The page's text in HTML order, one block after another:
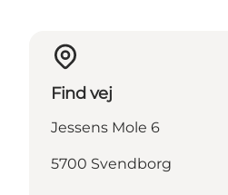
Find vej
Jessens Mole 6
5700 Svendborg